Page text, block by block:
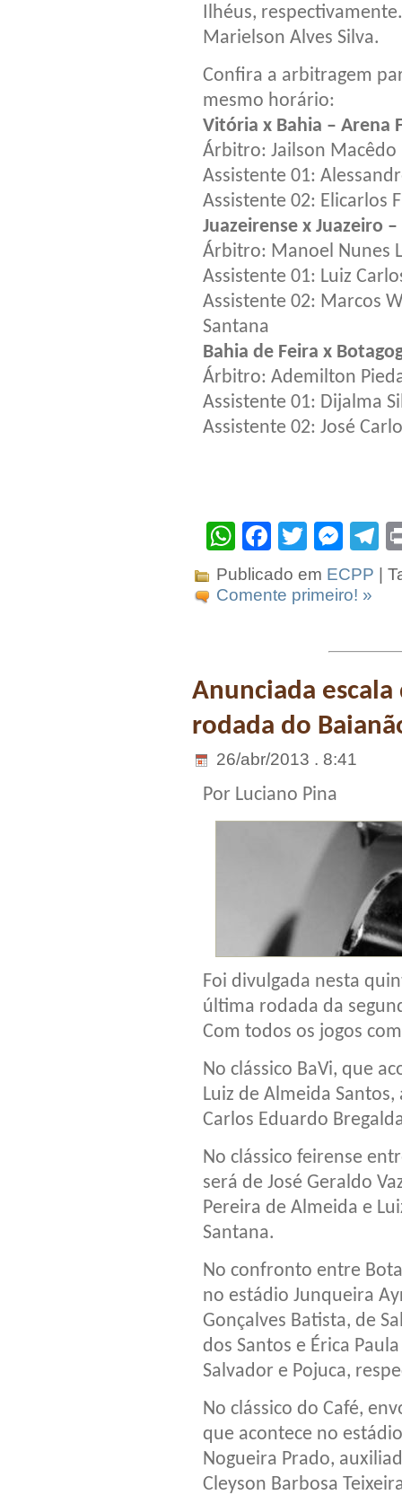
Ilhéus,
Marielson Alves Silva.
Confira a arbitragem
mesmo horário:
Vitória x Bahia – Arena
Árbitro: Jailson Macêdo
Assistente 01:
Assistente 02: Elicarlos
Juazeirense x Juazeiro
Árbitro: Manoel Nunes
Assistente 01: Luiz
Assistente 02: Marcos
Santana
Bahia de Feira x
Árbitro: Ademilton
Assistente 01: Dijalma
Assistente 02: José
WhatsApp
Facebook
Twitter
Publicado em ECPP |
Comente primeiro! »
Anunciada
rodada do
26/abr/2013 . 8:41
Por Luciano Pina
Foi divulgada nesta
última rodada da
Com todos os jogos
No clássico BaVi, que
Luiz de Almeida
Carlos Eduardo
No clássico feirense
será de José Geraldo
Pereira de Almeida e
Santana.
No confronto entre
no estádio Junqueira
Gonçalves Batista, de
dos Santos e Érica
Salvador e Pojuca,
No clássico do Café,
que acontece no
Nogueira Prado,
Cleyson Barbosa